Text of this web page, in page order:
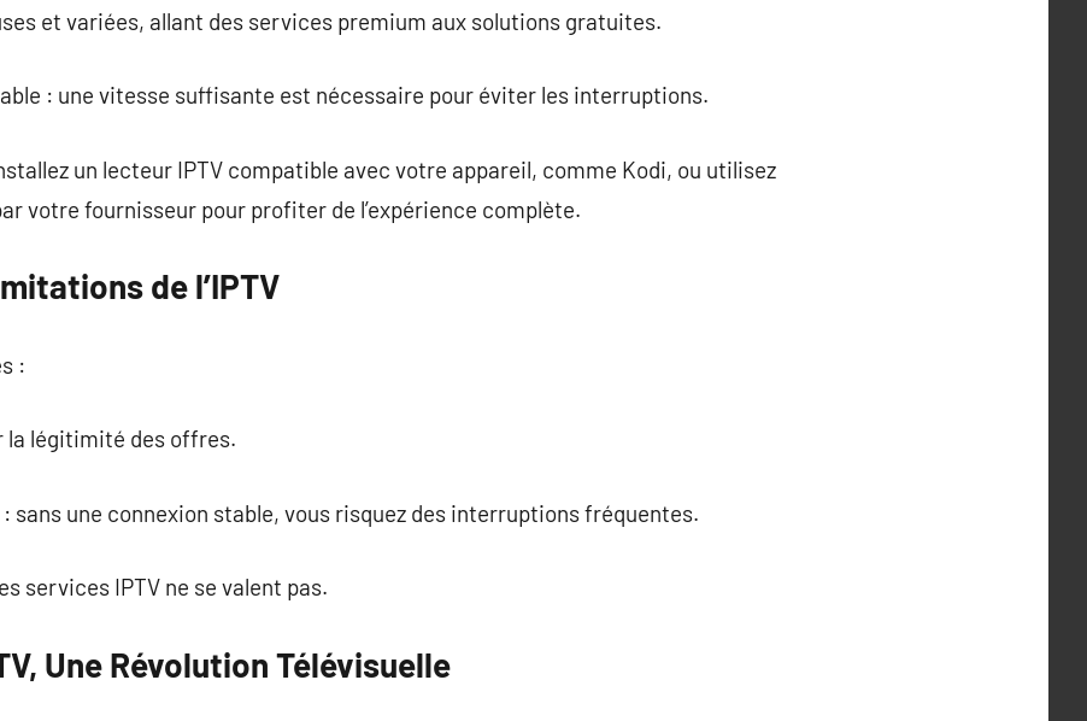
et variées, allant des services premium aux solutions gratuites.
: une vitesse suffisante est nécessaire pour éviter les interruptions.
un lecteur IPTV compatible avec votre appareil, comme Kodi, ou utilisez
votre fournisseur pour profiter de l’expérience complète.
de l’IPTV
:
légitimité des offres.
sans une connexion stable, vous risquez des interruptions fréquentes.
services IPTV ne se valent pas.
Une Révolution Télévisuelle